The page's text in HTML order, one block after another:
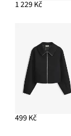
1 229 Kč
499 Kč